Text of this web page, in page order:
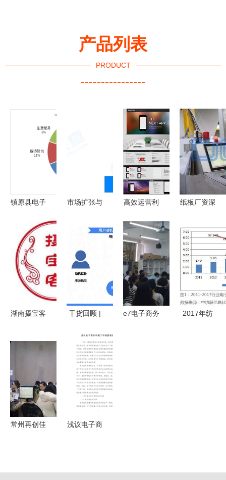
产品列表
PRODUCT
----------------
镇原县电子
分析第12期
市场扩张与
天猫成立南
公司的产业
逻辑分析
高效运营利
商务模板套
件下载指南
（含
8.46MB电
商app应用
PPT模板）
纸板厂资深
弄明白这七
大改变，将
让生意更好
做
湖南摄宝客
营管理 解
干货回顾 |
商新增量
激烈竞争下
的破局之路
e7电子商务
2017年纺
常州再创佳
浅议电子商